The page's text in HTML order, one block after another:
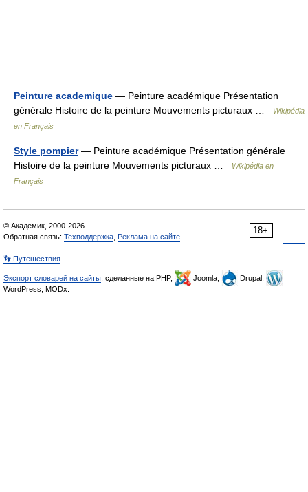
Peinture academique — Peinture académique Présentation
générale Histoire de la peinture Mouvements picturaux …
Wikipédia
en Français
Style pompier— Peinture académique Présentation générale
Histoire de la peinture Mouvements picturaux …
Wikipédia en
Français
18+
© Академик, 2000-2026
Обратная связь: Техподдержка Реклама на сайте
👣 Путешествия
Экспорт словарей на сайты , сделанные на PHP, Joomla,
Drupal,
WordPress, MODx.